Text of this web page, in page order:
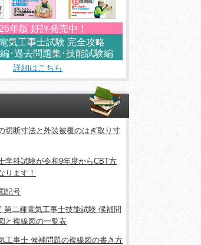
年版 好評発売中！
気工事士試験 完全攻略
･過去問題集･技能試験編
詳細はこちら
切断寸法と外装被覆のはぎ取り寸
学科試験が令和9年度からCBT方
ります！
記号
第二種電気工事士技能試験 候補問
と複線図の一覧表
工事士 候補問題の複線図の書き方